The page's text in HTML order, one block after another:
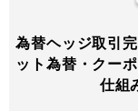
為替ヘッジ取引
ット為替・クー
仕組